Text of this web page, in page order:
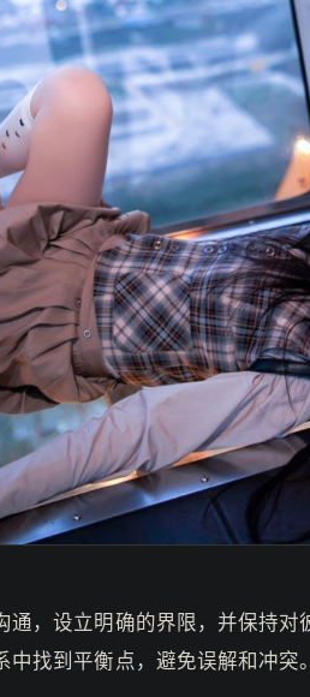
通，设立明确的界限，并保持
中找到平衡点，避免误解和冲突。